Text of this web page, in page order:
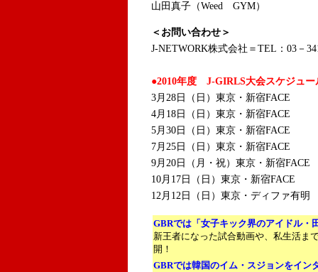
山田真子（Weed GYM）
＜お問い合わせ＞
J-NETWORK株式会社＝TEL：03－
●2010年度 J-GIRLS大会スケジュー
3月28日（日）東京・新宿FACE
4月18日（日）東京・新宿FACE
5月30日（日）東京・新宿FACE
7月25日（日）東京・新宿FACE
9月20日（月・祝）東京・新宿FACE
10月17日（日）東京・新宿FACE
12月12日（日）東京・ディファ有明
GBRでは「女子キック界のアイドル・
新王者になった試合動画や、私生活ま
開！
GBRでは韓国のイム・スジョンをイン